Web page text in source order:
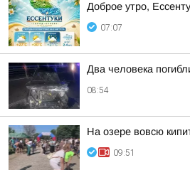
Доброе утро,
07:07
Два человека
08:54
На озере вовсю
09:51